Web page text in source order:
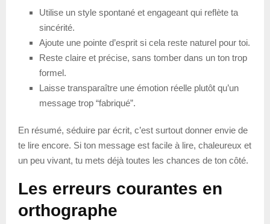
Utilise un style spontané et engageant qui reflète ta
sincérité.
Ajoute une pointe d’esprit si cela reste naturel pour toi.
Reste claire et précise, sans tomber dans un ton trop
formel.
Laisse transparaître une émotion réelle plutôt qu’un
message trop “fabriqué”.
En résumé, séduire par écrit, c’est surtout donner envie de
te lire encore. Si ton message est facile à lire, chaleureux et
un peu vivant, tu mets déjà toutes les chances de ton côté.
Les erreurs courantes en
orthographe